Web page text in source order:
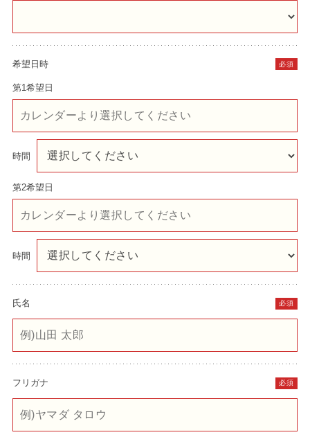
希望日時 必須
第1希望日
時間
第2希望日
時間
氏名 必須
フリガナ 必須